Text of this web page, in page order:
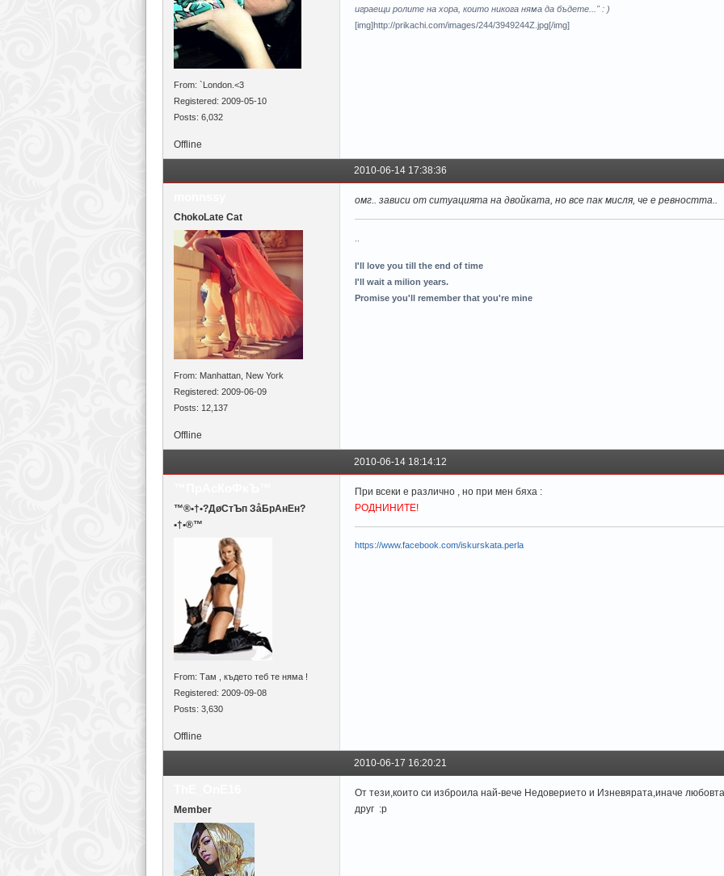
From: `London.<3
Registered: 2009-05-10
Posts: 6,032
играещи ролите на хора, които никога няма да бъдете..." : )
[img]http://prikachi.com/images/244/3949244Z.jpg[/img]
Offline
2010-06-14 17:38:36
ChokoLate Cat
From: Manhattan, New York
Registered: 2009-06-09
Posts: 12,137
омг.. зависи от ситуацията на двойката, но все пак мисля, че е ревността..
I'll love you till the end of time
I'll wait a milion years.
Promise you'll remember that you're mine
Offline
2010-06-14 18:14:12
™®•†•?ДøСтЪп ЗåБрАнЕн?
•†•®™
From: Там , където теб те няма !
Registered: 2009-09-08
Posts: 3,630
При всеки е различно , но при мен бяха :
РОДНИНИТЕ!
https://www.facebook.com/iskurskata.perla
Offline
2010-06-17 16:20:21
Member
От тези,които си изброила най-вече Недоверието и Изневярата,иначе
друг :p